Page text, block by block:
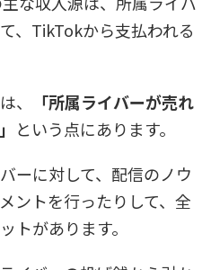
、TikTokから支払われる
、
「所属ライバーが売れ
という点にあります。
ーに対して、配信のノウ
ントを行ったりして、全
トがあります。